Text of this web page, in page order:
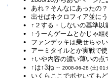
↑ あれ？そんなにあったの
出せばネクロフィア並に
↑２する・しないの基準
↑うーんゲームとかじゃ
ファンデッキは乗せちゃ
アーミタイルとか実戦で
↑いや内容の濃い薄いの
↑は↑3ね --2008-06-28 (土)
いくらここでボヤいても